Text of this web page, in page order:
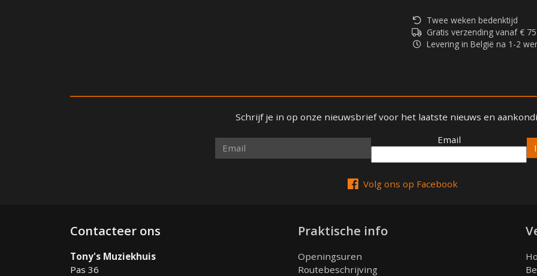
Twee weken bedenktijd
Gratis verzending vanaf €
Levering in België na 1-2
Schrijf je in op onze nieuwsbrief voor het laatste nieuws en
Email
Email
Volg ons op Facebook
Contacteer ons
Tony's Muziekhuis
Pas 36
Praktische info
Openingsuren
Routebeschrijving